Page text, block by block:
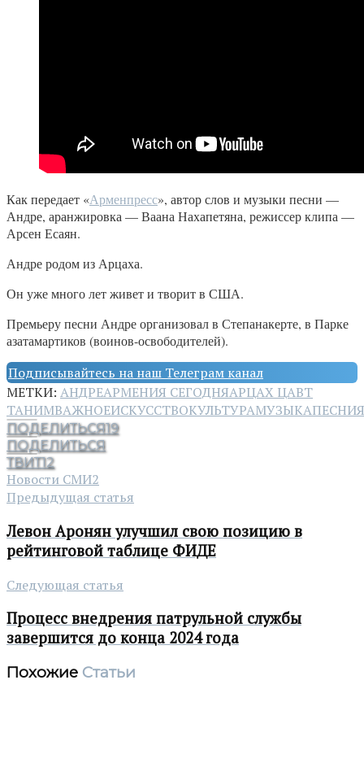
Как передает «Арменпресс», автор слов и музыки песни —
Андре, аранжировка — Ваана Нахапетяна, режиссер клипа —
Арсен Есаян.
Андре родом из Арцаха.
Он уже много лет живет и творит в США.
Премьеру песни Андре организовал в Степанакерте, в Парке
азатамартиков (воинов-освободителей).
Подписывайтесь на наш Телеграм канал
МЕТКИ: АНДРЕАРМЕНИЯ СЕГОДНЯАРЦАХ ЦАВТ
ТАНИМВАЖНОЕИСКУССТВОКУЛЬТУРАМУЗЫКАПЕСНИЯ
ПОДЕЛИТЬСЯ19
ПОДЕЛИТЬСЯ
ТВИТ12
Новости СМИ2
Предыдущая статья
Левон Аронян улучшил свою позицию в
рейтинговой таблице ФИДЕ
Следующая статья
Процесс внедрения патрульной службы
завершится до конца 2024 года
Похожие Статьи